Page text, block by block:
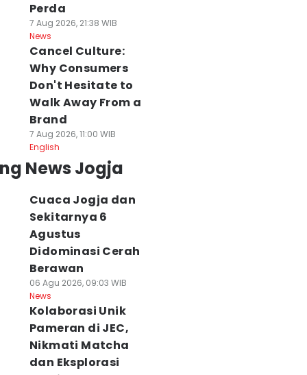
Perda
7 Aug 2026, 21:38 WIB
News
Cancel Culture:
Why Consumers
Don't Hesitate to
Walk Away From a
Brand
7 Aug 2026, 11:00 WIB
English
News Jogja
Cuaca Jogja dan
Sekitarnya 6
Agustus
Didominasi Cerah
Berawan
06 Agu 2026, 09:03 WIB
News
Kolaborasi Unik
Pameran di JEC,
Nikmati Matcha
dan Eksplorasi